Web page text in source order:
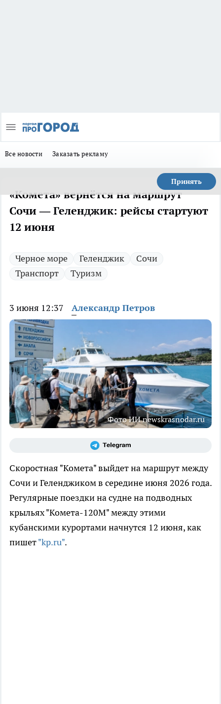
Все новости Заказать рекламу
Принять
«Комета» вернётся на маршрут
Сочи — Геленджик: рейсы стартуют
12 июня
Черное море Геленджик
Сочи
Транспорт
Туризм
3 июня 12:37 Александр Петров
Фото ИИ newskrasnodar.ru
Скоростная "Комета" выйдет на маршрут между
Сочи и Геленджиком в середине июня 2026 года.
Регулярные поездки на судне на подводных
крыльях "Комета-120М" между этими
кубанскими курортами начнутся 12 июня, как
пишет"kp.ru".